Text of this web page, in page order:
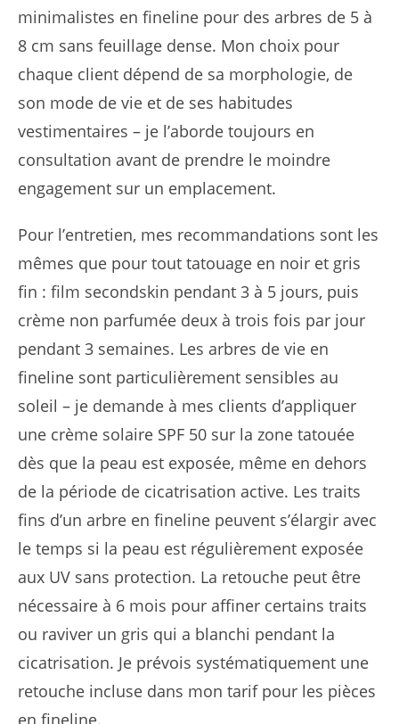
minimalistes en fineline pour des arbres de 5 à
8 cm sans feuillage dense. Mon choix pour
chaque client dépend de sa morphologie, de
son mode de vie et de ses habitudes
vestimentaires – je l’aborde toujours en
consultation avant de prendre le moindre
engagement sur un emplacement.
Pour l’entretien, mes recommandations sont les
mêmes que pour tout tatouage en noir et gris
fin : film secondskin pendant 3 à 5 jours, puis
crème non parfumée deux à trois fois par jour
pendant 3 semaines. Les arbres de vie en
fineline sont particulièrement sensibles au
soleil – je demande à mes clients d’appliquer
une crème solaire SPF 50 sur la zone tatouée
dès que la peau est exposée, même en dehors
de la période de cicatrisation active. Les traits
fins d’un arbre en fineline peuvent s’élargir avec
le temps si la peau est régulièrement exposée
aux UV sans protection. La retouche peut être
nécessaire à 6 mois pour affiner certains traits
ou raviver un gris qui a blanchi pendant la
cicatrisation. Je prévois systématiquement une
retouche incluse dans mon tarif pour les pièces
en fineline.